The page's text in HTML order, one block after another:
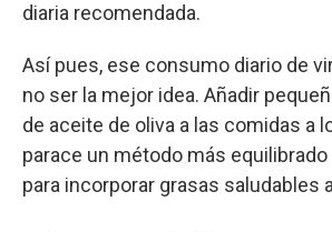
diaria recomendada.
Así pues, ese consumo diario de
no ser la mejor idea. Añadir
de aceite de oliva a las comidas a
parace un método más
para incorporar grasas saludables